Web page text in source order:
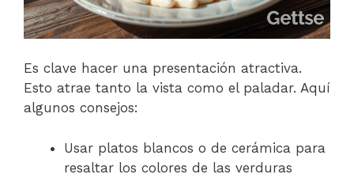
Es clave hacer una presentación atractiva.
Esto atrae tanto la vista como el paladar. Aquí
algunos consejos:
Usar platos blancos o de cerámica para
resaltar los colores de las verduras